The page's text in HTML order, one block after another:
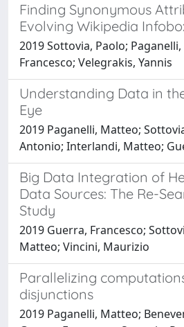
Finding Synonymous
Evolving Wikipedia
2019 Sottovia, Paolo;
Francesco; Velegrakis, Yannis
Understanding Data in
Eye
2019 Paganelli, Matteo;
Antonio; Interlandi, Matteo;
Big Data Integration of
Data Sources: The Re-
Study
2019 Guerra, Francesco;
Matteo; Vincini, Maurizio
Parallelizing
disjunctions
2019 Paganelli, Matteo;